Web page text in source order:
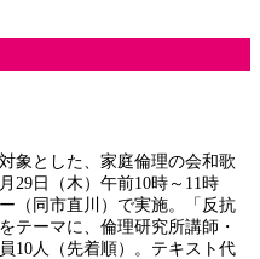
象とした、家庭倫理の会和歌
29日（木）午前10時～11時
（同市直川）で実施。「反抗
テーマに、倫理研究所講師・
10人（先着順）。テキスト代